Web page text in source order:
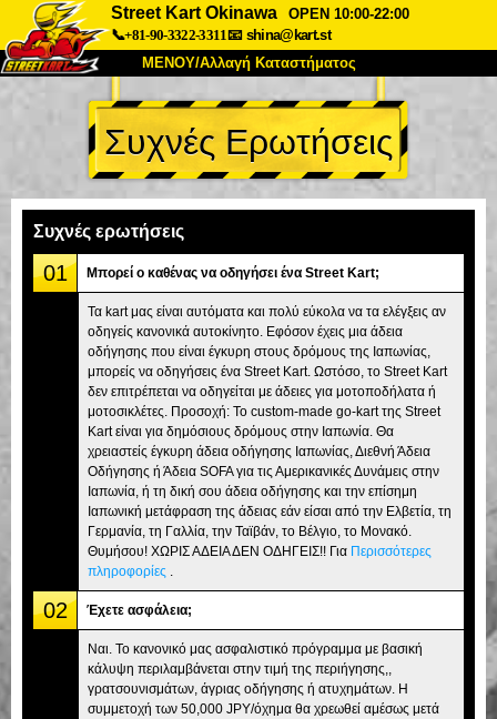
Street Kart Okinawa
OPEN 10:00-22:00
📞+81-90-3322-3311📧 shina@kart.st
ΜΕΝΟΥ/Αλλαγή Καταστήματος
ΚΥΡΙΩΣ
Σχετικά Προδιαγραφές Τιμές
Συχνές Ερωτήσεις
Εταιρεία
Αλλαγή Καταστήματος
Τόκιο Σινάγαουα #1 Τόκιο Ακίχαμπαρα #1
Τόκιο Ακίχαμπαρα #2 Τόκιο Σιμπούγια
Τόκιο Σιμπούγια Annex Τόκιο Κόλπος
Τόκιο Ασακούσα Οσάκα
Οκινάουα
Συχνές Ερωτήσεις
Συχνές ερωτήσεις
01 Μπορεί ο καθένας να οδηγήσει ένα Street Kart;
Τα kart μας είναι αυτόματα και πολύ εύκολα να τα ελέγξεις αν
οδηγείς κανονικά αυτοκίνητο. Εφόσον έχεις μια άδεια
οδήγησης που είναι έγκυρη στους δρόμους της Ιαπωνίας,
μπορείς να οδηγήσεις ένα Street Kart. Ωστόσο, το Street Kart
δεν επιτρέπεται να οδηγείται με άδειες για μοτοποδήλατα ή
μοτοσικλέτες. Προσοχή: Το custom-made go-kart της Street
Kart είναι για δημόσιους δρόμους στην Ιαπωνία. Θα
χρειαστείς έγκυρη άδεια οδήγησης Ιαπωνίας, Διεθνή Άδεια
Οδήγησης ή Άδεια SOFA για τις Αμερικανικές Δυνάμεις στην
Ιαπωνία, ή τη δική σου άδεια οδήγησης και την επίσημη
Ιαπωνική μετάφραση της άδειας εάν είσαι από την Ελβετία, τη
Γερμανία, τη Γαλλία, την Ταϊβάν, το Βέλγιο, το Μονακό.
Θυμήσου! ΧΩΡΙΣ ΑΔΕΙΑ ΔΕΝ ΟΔΗΓΕΙΣ!! Για Περισσότερες
πληροφορίες
02 Έχετε ασφάλεια;
Ναι. Το κανονικό μας ασφαλιστικό πρόγραμμα με βασική
κάλυψη περιλαμβάνεται στην τιμή της περιήγησης,,
γρατσουνισμάτων, άγριας οδήγησης ή ατυχημάτων. Η
συμμετοχή των 50,000 JPY/όχημα θα χρεωθεί αμέσως μετά